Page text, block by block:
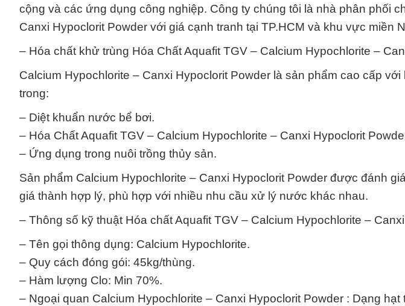
cộng và các ứng dụng công nghiệp. Công ty chúng tôi là nhà phân phối
Canxi Hypoclorit Powder với giá cạnh tranh tại TP.HCM và khu vực miền
– Hóa chất khử trùng Hóa Chất Aquafit TGV – Calcium Hypochlorite –
Calcium Hypochlorite – Canxi Hypoclorit Powder là sản phẩm cao cấp
trong:
– Diệt khuẩn nước bể bơi.
– Hóa Chất Aquafit TGV – Calcium Hypochlorite – Canxi Hypoclorit
– Ứng dụng trong nuôi trồng thủy sản.
Sản phẩm Calcium Hypochlorite – Canxi Hypoclorit Powder được đánh
giá thành hợp lý, phù hợp với nhiều nhu cầu xử lý nước khác nhau.
– Thông số kỹ thuật Hóa chất Aquafit TGV – Calcium Hypochlorite –
– Tên gọi thông dụng: Calcium Hypochlorite.
– Quy cách đóng gói: 45kg/thùng.
– Hàm lượng Clo: Min 70%.
– Ngoại quan Calcium Hypochlorite – Canxi Hypoclorit Powder : Dạng hạt